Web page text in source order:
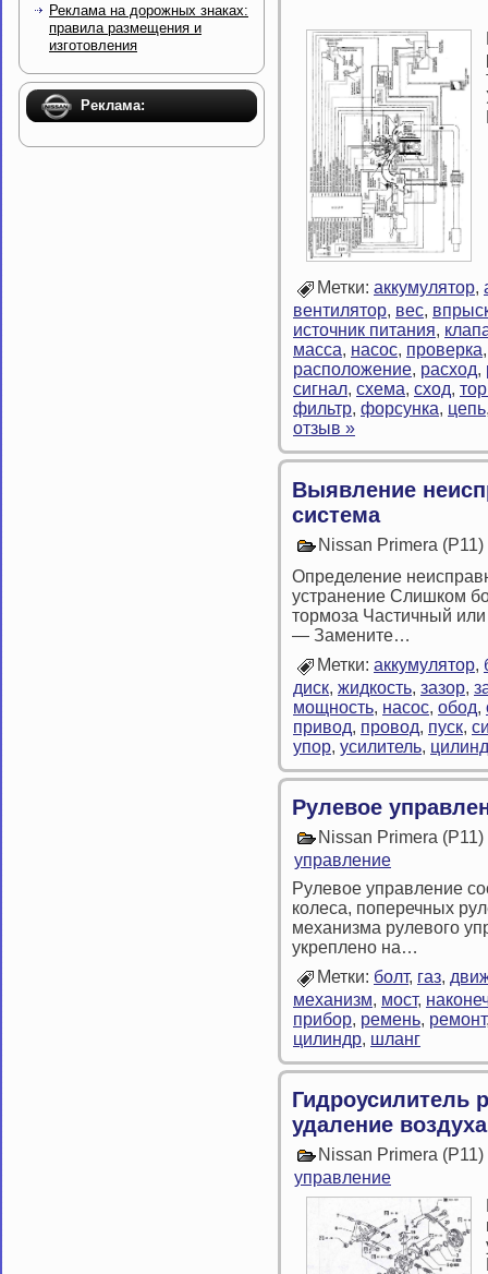
Реклама на дорожных знаках:
правила размещения и
изготовления
Реклама:
Метки: аккумулятор,
вентилятор, вес,
источник питания,
масса, насос, проверка
расположение, расход,
сигнал, схема, сход,
фильтр, форсунка, цепь
отзыв »
Выявление
система
Nissan Primera
Определение
устранение Слишком
тормоза Частичный
— Замените…
Метки: аккумулятор,
диск, жидкость, зазор,
мощность, насос, обод,
привод, провод, пуск,
упор, усилитель,
Рулевое
Nissan Primera
управление
Рулевое управление
колеса, поперечных
механизма рулевого
укреплено на…
Метки: болт, газ,
механизм, мост,
прибор, ремень, ремонт
цилиндр, шланг
Гидроусилитель
удаление воздуха
Nissan Primera
управление